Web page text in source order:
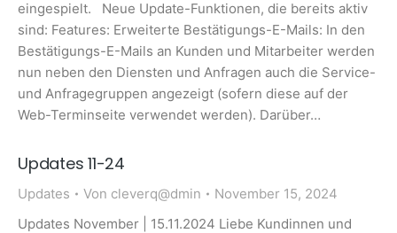
eingespielt. Neue Update-Funktionen, die bereits aktiv
sind: Features: Erweiterte Bestätigungs-E-Mails: In den
Bestätigungs-E-Mails an Kunden und Mitarbeiter werden
nun neben den Diensten und Anfragen auch die Service-
und Anfragegruppen angezeigt (sofern diese auf der
Web-Terminseite verwendet werden). Darüber…
Updates 11-24
Updates Von cleverq@dmin
November 15, 2024
Updates November | 15.11.2024 Liebe Kundinnen und